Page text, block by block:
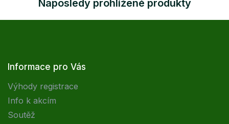
Naposledy prohlížené produkty
Informace pro Vás
Výhody registrace
Info k akcím
Soutěž